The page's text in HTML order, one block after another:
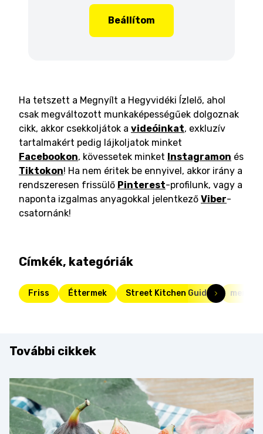
Beállítom
Ha tetszett a Megnyílt a Hegyvidéki Ízlelő, ahol
csak megváltozott munkaképességűek dolgoznak
cikk, akkor csekkoljátok a videóinkat, exkluzív
tartalmakért pedig lájkoljatok minket
Facebookon, kövessetek minket Instagramon és
Tiktokon! Ha nem éritek be ennyivel, akkor irány a
rendszeresen frissülő Pinterest-profilunk, vagy a
naponta izgalmas anyagokkal jelentkező Viber-
csatornánk!
Címkék, kategóriák
Friss Éttermek Street Kitchen Guide menü
További cikkek